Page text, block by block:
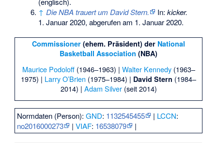
↑ Die NBA trauert um David Stern. In:kicker.
1. Januar 2020, abgerufen am 1. Januar 2020.
Commissioner (ehem. Präsident) der National
Basketball Association (NBA)
Maurice Podoloff(1946–1963) | Walter Kennedy(1963–
1975) | Larry O’Brien (1975–1984) | David Stern (1984–
2014) | Adam Silver(seit 2014)
Normdaten (Person):GND: 1132545455 | LCCN:
no2016000273
|VIAF: 16538079 |